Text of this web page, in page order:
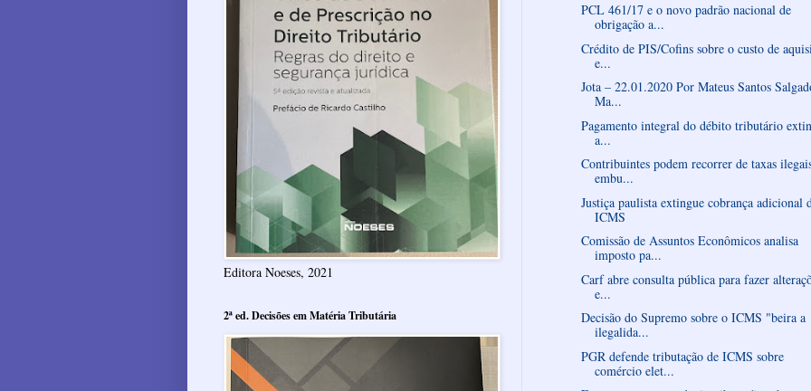
PCL 461/17 e o novo padrão nacional de
obrigação a...
Crédito de PIS/Cofins sobre o custo de
e...
Jota – 22.01.2020 Por Mateus Santos
Ma...
Pagamento integral do débito tributário
a...
Contribuintes podem recorrer de taxas
embu...
Justiça paulista extingue cobrança adicional
ICMS
Comissão de Assuntos Econômicos analisa
imposto pa...
Carf abre consulta pública para fazer
e...
Decisão do Supremo sobre o ICMS "beira a
ilegalida...
PGR defende tributação de ICMS sobre
comércio elet...
Editora Noeses, 2021
2ª ed. Decisões em Matéria Tributária